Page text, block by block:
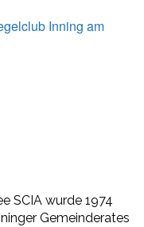
SCIA wurde 1974
Gemeinderates